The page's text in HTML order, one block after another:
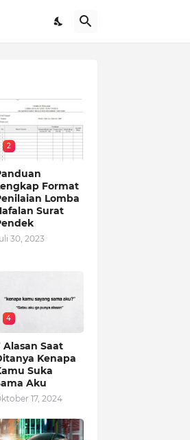
2
Format
Lomba
Surat
30, 2023
4
Alasan Saat
Kenapa
Suka
Aku
17, 2024